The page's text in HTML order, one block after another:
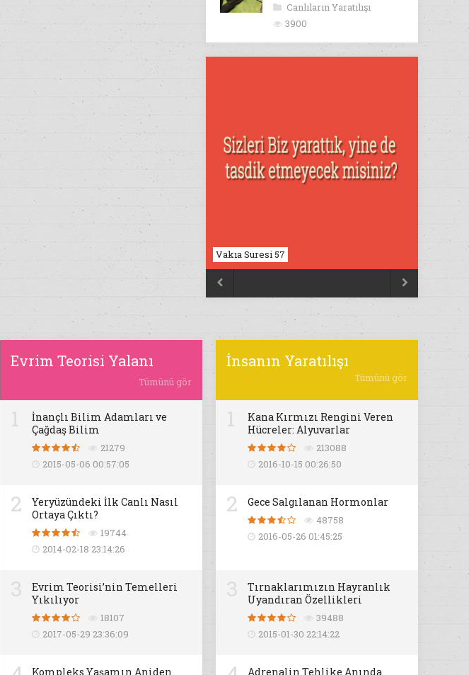
Canlıların Yaratılışı
3900
Vakıa Suresi 57
Nahl Suresi 17
 
Evrim Teorisi Yalanı
Tümünü gör
İnançlı Bilim Adamları ve
Çağdaş Bilim
21279
2015-05-06 00:57:05
2
Yeryüzündeki İlk Canlı Nasıl
Ortaya Çıktı?
19744
2014-02-18 23:14:26
Evrim Teorisi’nin Temelleri
Yıkılıyor
18107
2017-05-29 23:36:09
Kompleks Yaşamın Aniden
İnsanın Yaratılışı
Tümünü gör
Kana Kırmızı Rengini Veren
Hücreler: Alyuvarlar
213088
2016-10-15 00:26:50
2 Gece Salgılanan Hormonlar
48758
2016-05-26 01:45:25
Tırnaklarımızın Hayranlık
Uyandıran Özellikleri
39488
2015-01-30 22:14:22
Adrenalin Tehlike Anında